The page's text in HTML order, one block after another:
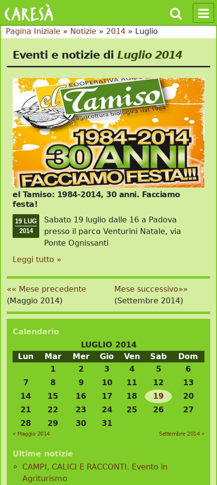
Pagina Iniziale » Notizie » 2014 » Luglio
Eventi e notizie di Luglio 2014
el Tamiso: 1984-2014, 30 anni. Facciamo
festa!
19 LUG
2014
Sabato 19 luglio dalle 16 a Padova
presso il parco Venturini Natale, via
Ponte Ognissanti
Leggi tutto »
«« Mese precedente
(Maggio 2014)
Mese successivo»»
(Settembre 2014)
Calendario
LUGLIO 2014
Lun
Mar Mer Gio Ven Sab
Dom
1
2 3 4 5
6
7
8 9 10 11 12
13
14
15 16 17 18 19
20
21
22 23 24 25 26
27
28
29 30 31
« Maggio 2014 Settembre 2014 »
Ultime notizie
CAMPI, CALICI E RACCONTI. Evento in
Agriturismo